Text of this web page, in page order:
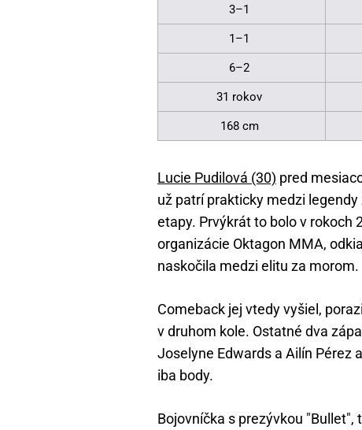
3–1
1–1
6–2
31 rokov
168 cm
Lucie Pudilová (30) pred
už patrí prakticky medzi
etapy. Prvýkrát to bolo v rokoch
organizácie Oktagon MMA,
naskočila medzi elitu za morom.
Comeback jej vtedy vyšiel,
v druhom kole. Ostatné dva
Joselyne Edwards a Ailín Pérez
iba body.
Bojovníčka s prezývkou "Bullet",